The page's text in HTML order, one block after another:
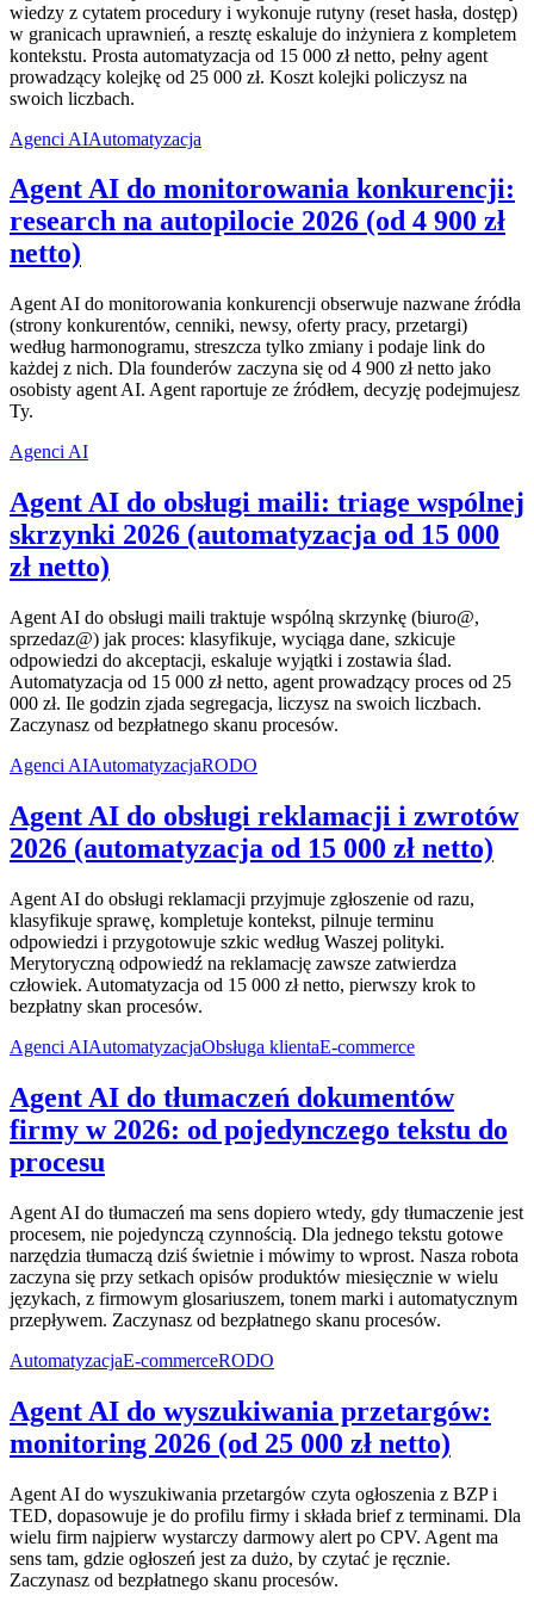
wiedzy z cytatem procedury i wykonuje rutyny (reset hasła, dostęp)
w granicach uprawnień, a resztę eskaluje do inżyniera z kompletem
kontekstu. Prosta automatyzacja od 15 000 zł netto, pełny agent
prowadzący kolejkę od 25 000 zł. Koszt kolejki policzysz na
swoich liczbach.
Agenci AIAutomatyzacja
Agent AI do monitorowania konkurencji:
research na autopilocie 2026 (od 4 900 zł
netto)
Agent AI do monitorowania konkurencji obserwuje nazwane źródła
(strony konkurentów, cenniki, newsy, oferty pracy, przetargi)
według harmonogramu, streszcza tylko zmiany i podaje link do
każdej z nich. Dla founderów zaczyna się od 4 900 zł netto jako
osobisty agent AI. Agent raportuje ze źródłem, decyzję podejmujesz
Ty.
Agenci AI
Agent AI do obsługi maili: triage wspólnej
skrzynki 2026 (automatyzacja od 15 000
zł netto)
Agent AI do obsługi maili traktuje wspólną skrzynkę (biuro@,
sprzedaz@) jak proces: klasyfikuje, wyciąga dane, szkicuje
odpowiedzi do akceptacji, eskaluje wyjątki i zostawia ślad.
Automatyzacja od 15 000 zł netto, agent prowadzący proces od 25
000 zł. Ile godzin zjada segregacja, liczysz na swoich liczbach.
Zaczynasz od bezpłatnego skanu procesów.
Agenci AIAutomatyzacjaRODO
Agent AI do obsługi reklamacji i zwrotów
2026 (automatyzacja od 15 000 zł netto)
Agent AI do obsługi reklamacji przyjmuje zgłoszenie od razu,
klasyfikuje sprawę, kompletuje kontekst, pilnuje terminu
odpowiedzi i przygotowuje szkic według Waszej polityki.
Merytoryczną odpowiedź na reklamację zawsze zatwierdza
człowiek. Automatyzacja od 15 000 zł netto, pierwszy krok to
bezpłatny skan procesów.
Agenci AIAutomatyzacjaObsługa klientaE-commerce
Agent AI do tłumaczeń dokumentów
firmy w 2026: od pojedynczego tekstu do
procesu
Agent AI do tłumaczeń ma sens dopiero wtedy, gdy tłumaczenie jest
procesem, nie pojedynczą czynnością. Dla jednego tekstu gotowe
narzędzia tłumaczą dziś świetnie i mówimy to wprost. Nasza robota
zaczyna się przy setkach opisów produktów miesięcznie w wielu
językach, z firmowym glosariuszem, tonem marki i automatycznym
przepływem. Zaczynasz od bezpłatnego skanu procesów.
AutomatyzacjaE-commerceRODO
Agent AI do wyszukiwania przetargów:
monitoring 2026 (od 25 000 zł netto)
Agent AI do wyszukiwania przetargów czyta ogłoszenia z BZP i
TED, dopasowuje je do profilu firmy i składa brief z terminami. Dla
wielu firm najpierw wystarczy darmowy alert po CPV. Agent ma
sens tam, gdzie ogłoszeń jest za dużo, by czytać je ręcznie.
Zaczynasz od bezpłatnego skanu procesów.